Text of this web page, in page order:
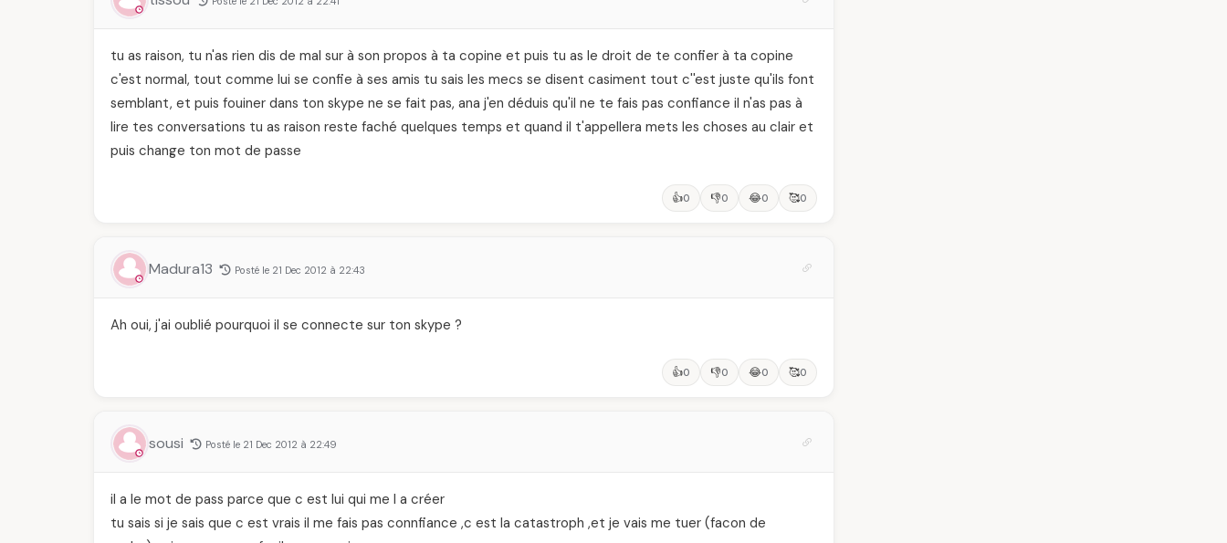
tu as raison, tu n'as rien dis de mal sur à son propos à ta copine et puis tu as le droit de te confier à ta copine
c'est normal, tout comme lui se confie à ses amis tu sais les mecs se disent casiment tout c''est juste qu'ils font
semblant, et puis fouiner dans ton skype ne se fait pas, ana j'en déduis qu'il ne te fais pas confiance il n'as pas à
lire tes conversations tu as raison reste faché quelques temps et quand il t'appellera mets les choses au clair et
puis change ton mot de passe
👍0 👎0 😂0 🥰0
Madura13 Posté le 21 Dec 2012 à 22:43
Ah oui, j'ai oublié pourquoi il se connecte sur ton skype ?
👍0 👎0 😂0 🥰0
sousi Posté le 21 Dec 2012 à 22:49
il a le mot de pass parce que c est lui qui me l a créer
tu sais si je sais que c est vrais il me fais pas connfiance ,c est la catastroph ,et je vais me tuer (facon de